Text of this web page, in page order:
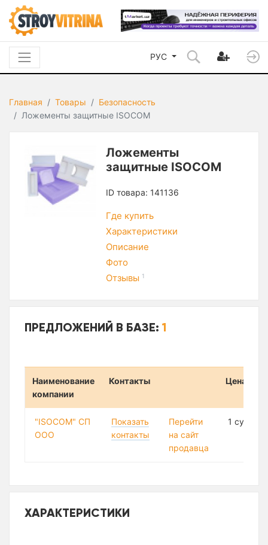
РУС
Главная Товары
Безопасность
Ложементы защитные ISOCOM
Ложементы
защитные ISOCOM
ID товара: 141136
Где купить
Характеристики
Описание
Фото
Отзывы 1
ПРЕДЛОЖЕНИЙ В БАЗЕ:1
Наименование
компании
Контакты Цена
"ISOCOM" СП
ООО
Показать
контакты
Перейти
на сайт
продавца
1 сум
ХАРАКТЕРИСТИКИ